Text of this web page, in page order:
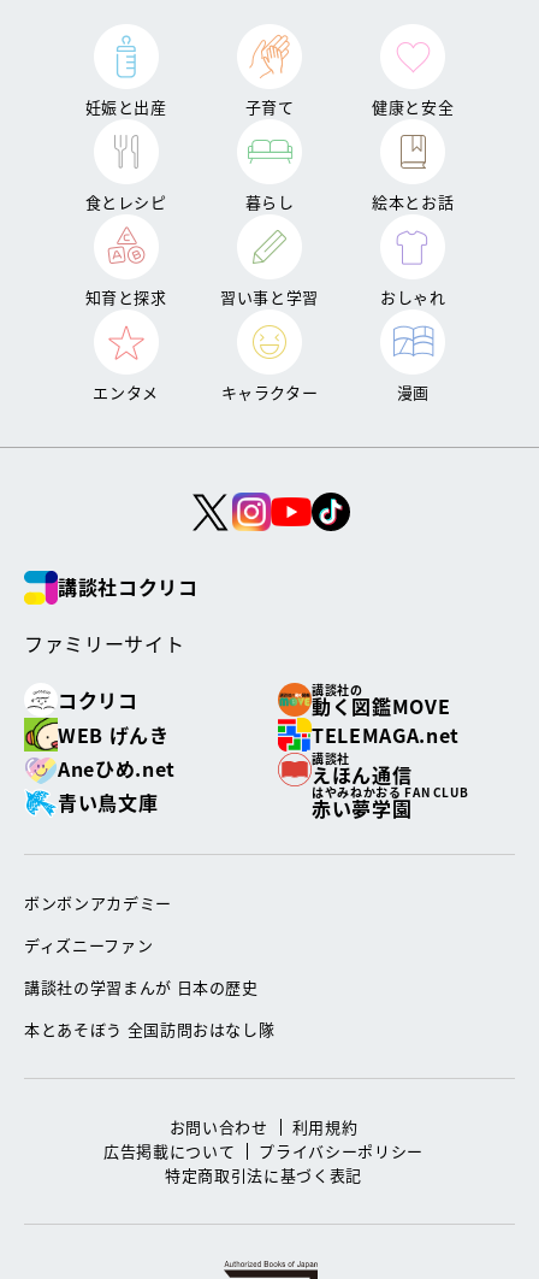
妊娠と出産 子育て 健康と安全
食とレシピ 暮らし 絵本とお話
知育と探求 習い事と学習 おしゃれ
エンタメ キャラクター 漫画
講談社コクリコ
ファミリーサイト
コクリコ
講談社の
動く図鑑MOVE
WEB げんき
TELEMAGA.net
Aneひめ.net
講談社
えほん通信
青い鳥文庫
はやみねかおる FAN CLUB
赤い夢学園
ボンボンアカデミー
ディズニーファン
講談社の学習まんが 日本の歴史
本とあそぼう 全国訪問おはなし隊
お問い合わせ
利用規約
広告掲載について
プライバシーポリシー
特定商取引法に基づく表記